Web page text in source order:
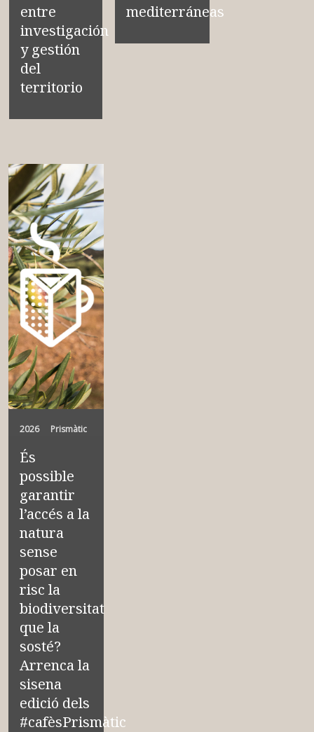
entre
investigación
y gestión
del
territorio
mediterráneas
2026 Prismàtic
És
possible
garantir
l’accés a la
natura
sense
posar en
risc la
biodiversitat
que la
sosté?
Arrenca la
sisena
edició dels
#cafèsPrismàtic